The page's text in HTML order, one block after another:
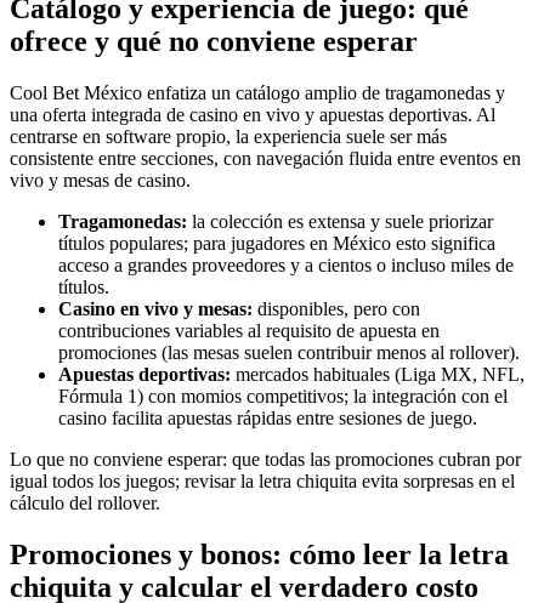
Catálogo y experiencia de juego: qué
ofrece y qué no conviene esperar
Cool Bet México enfatiza un catálogo amplio de tragamonedas y
una oferta integrada de casino en vivo y apuestas deportivas. Al
centrarse en software propio, la experiencia suele ser más
consistente entre secciones, con navegación fluida entre eventos en
vivo y mesas de casino.
Tragamonedas: la colección es extensa y suele priorizar
títulos populares; para jugadores en México esto significa
acceso a grandes proveedores y a cientos o incluso miles de
títulos.
Casino en vivo y mesas: disponibles, pero con
contribuciones variables al requisito de apuesta en
promociones (las mesas suelen contribuir menos al rollover).
Apuestas deportivas: mercados habituales (Liga MX, NFL,
Fórmula 1) con momios competitivos; la integración con el
casino facilita apuestas rápidas entre sesiones de juego.
Lo que no conviene esperar: que todas las promociones cubran por
igual todos los juegos; revisar la letra chiquita evita sorpresas en el
cálculo del rollover.
Promociones y bonos: cómo leer la letra
chiquita y calcular el verdadero costo